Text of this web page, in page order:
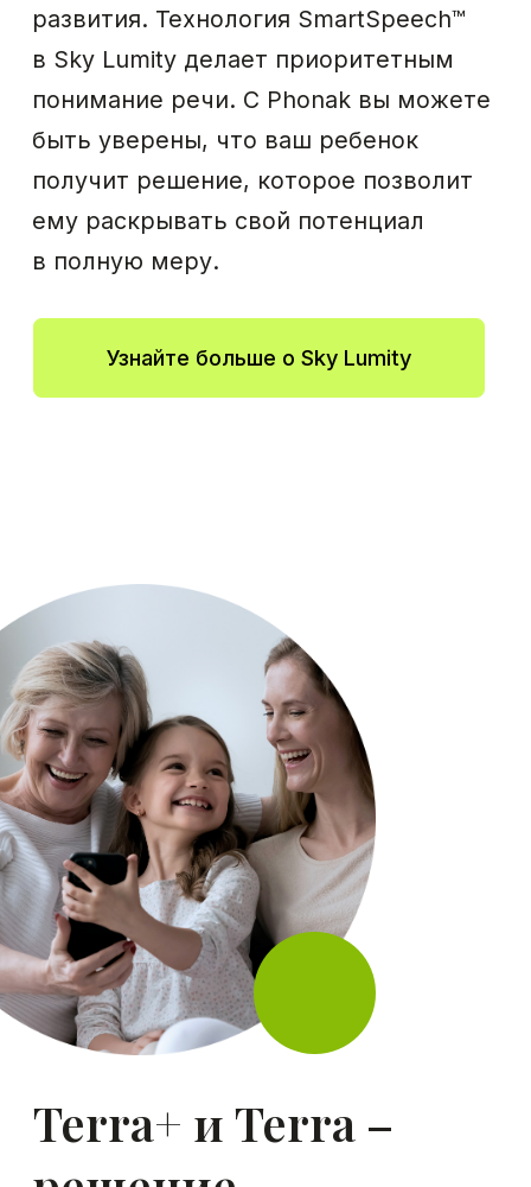
Присоединяйтесь
к общению с CROS
Lumity
С CROS Lumity вы можете
от того, с какой стороны находится
решением для односторонней потери
слуха.
Хороший слух –
основа благополучия
Забота о слухе и своевременная
помощь специалиста напрямую
влияют на качество жизни. Все
социально-эмоциональным,